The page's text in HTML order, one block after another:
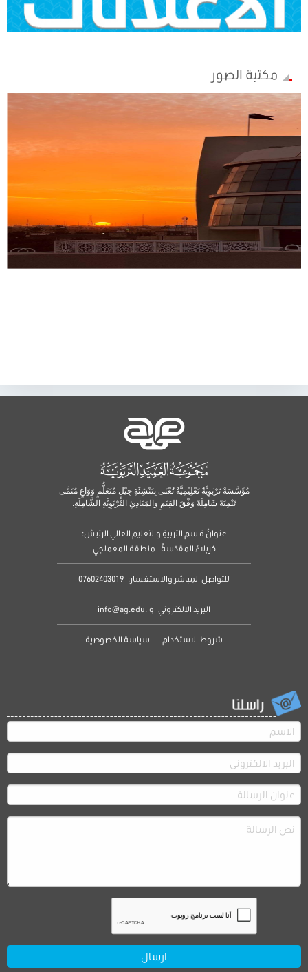
مكتبة الصور
مُؤَسَّسَةٌ تَرْبَوِيَّةٌ تَعْلِيْمِيَّةٌ تُعْنَى بِتَنْشِئَةِ جِيْلٍ مُتَعَلٌّمٍ وَوَاعٍ مُنَمَّى
تَنْمِيَةً شَامِلَةً وَفْقَ القِيَمِ والمَبَادِئِ التَّرْبَوِيَّةِ الشَّامِلَةِ.
عنوانُ قسمِ التربيةِ والتعليمِ العالي الرئيسُ:
كربلاءُ المقدّسةُ – منطقة المعملجي
للتواصل المباشر والاستفسار: 07602403019
البريد الالكتروني info@ag.edu.iq
شروط الاستخدام سياسة الخصوصية